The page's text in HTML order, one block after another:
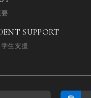
要
SUPPORT
生支援